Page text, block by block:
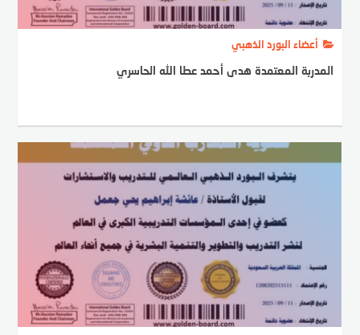
أعضاء البورد الذهبي
المدربة المعتمدة هدى أحمد عطا الله الحاسري